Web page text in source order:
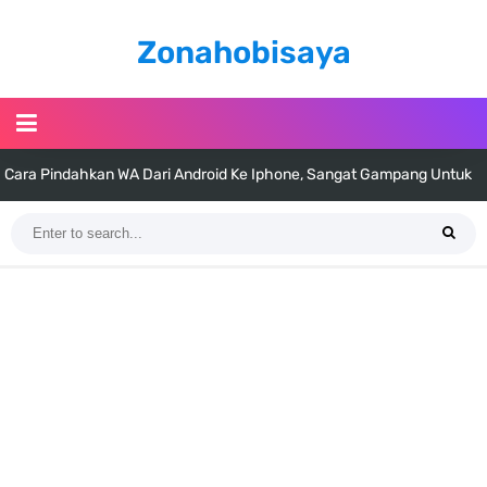
Zonahobisaya
Cara Pindahkan WA Dari Android Ke Iphone, Sangat Gampang Untuk